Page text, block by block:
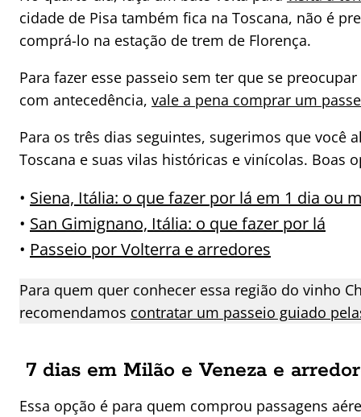
cidade de Pisa também fica na Toscana, não é
comprá-lo na estação de trem de Florença.
Para fazer esse passeio sem ter que se
com antecedência, vale a pena comprar um
Para os três dias seguintes, sugerimos que você
Toscana e suas vilas históricas e vinícolas. Boas
• Siena, Itália: o que fazer por lá em 1 dia ou
• San Gimignano, Itália: o que fazer por lá
• Passeio por Volterra e arredores
Para quem quer conhecer essa região do vinho
recomendamos contratar um passeio guiado
7 dias em Milão e Veneza e
Essa opção é para quem comprou passagens